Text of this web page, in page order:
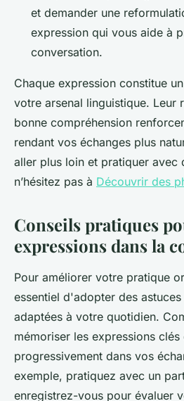
et demander une
expression qui vous aide à
conversation.
Chaque expression constitue
votre arsenal linguistique. Leur
bonne compréhension
rendant vos échanges plus
aller plus loin et pratiquer avec
n’hésitez pas à Découvrir des
Conseils pratiques
expressions dans la
Pour améliorer votre pratique
essentiel d'adopter des
adaptées à votre quotidien.
mémoriser les expressions
progressivement dans vos
exemple, pratiquez avec un
enregistrez-vous pour évaluer